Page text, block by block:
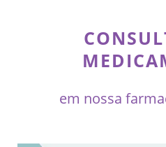
em nossa